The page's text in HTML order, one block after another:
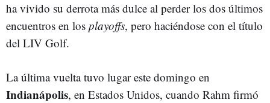
ha vivido su derrota más dulce al perder los dos últimos
encuentros en los playoffs, pero haciéndose con el título
del LIV Golf.
La última vuelta tuvo lugar este domingo en
Indianápolis, en Estados Unidos, cuando Rahm firmó